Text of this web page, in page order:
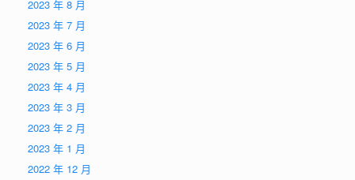
2023 年 8 月
2023 年 7 月
2023 年 6 月
2023 年 5 月
2023 年 4 月
2023 年 3 月
2023 年 2 月
2023 年 1 月
2022 年 12 月